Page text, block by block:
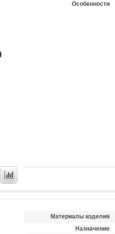
Особенности
Материалы изделия
Назначение